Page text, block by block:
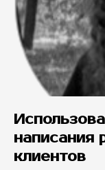
написания
клиентов